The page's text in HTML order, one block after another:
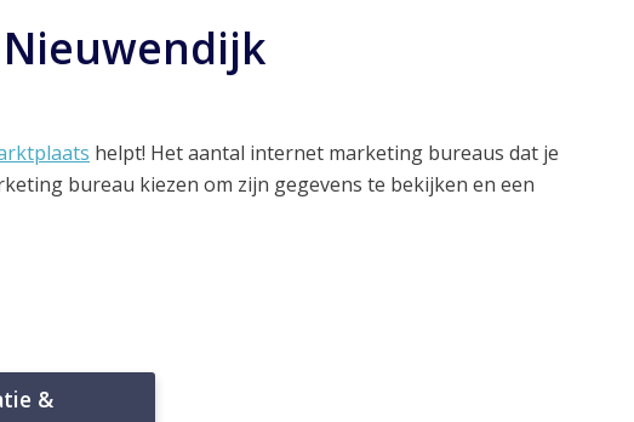
helpt! Het aantal internet marketing bureaus dat je
bureau kiezen om zijn gegevens te bekijken en een
&